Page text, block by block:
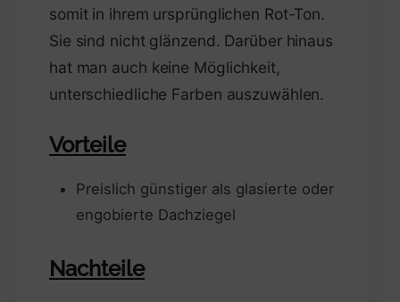
somit in ihrem ursprünglichen Rot-Ton.
Sie sind nicht glänzend. Darüber hinaus
hat man auch keine Möglichkeit,
unterschiedliche Farben auszuwählen.
Vorteile
Preislich günstiger als glasierte oder
engobierte Dachziegel
Nachteile